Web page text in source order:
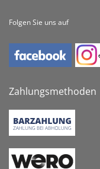
Folgen Sie uns auf
Zahlungsmethoden